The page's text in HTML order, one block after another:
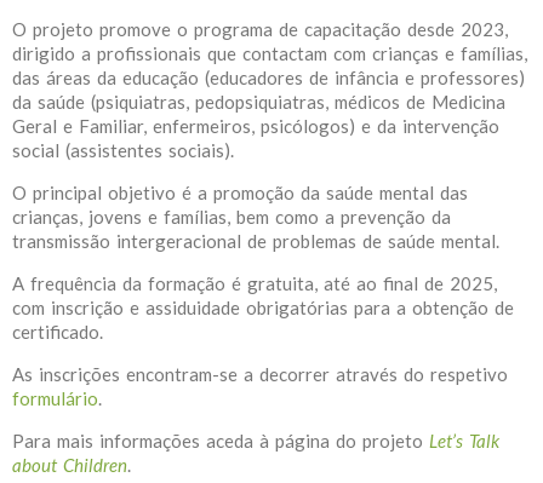
O projeto promove o programa de capacitação desde 2023,
dirigido a profissionais que contactam com crianças e famílias,
das áreas da educação (educadores de infância e professores)
da saúde (psiquiatras, pedopsiquiatras, médicos de Medicina
Geral e Familiar, enfermeiros, psicólogos) e da intervenção
social (assistentes sociais).
O principal objetivo é a promoção da saúde mental das
crianças, jovens e famílias, bem como a prevenção da
transmissão intergeracional de problemas de saúde mental.
A frequência da formação é gratuita, até ao final de 2025,
com inscrição e assiduidade obrigatórias para a obtenção de
certificado.
As inscrições encontram-se a decorrer através do respetivo
formulário.
Para mais informações aceda à página do projeto Let’s Talk
about Children.